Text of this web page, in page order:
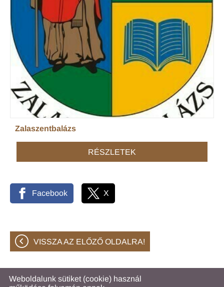
Zalaszentbalázs
RÉSZLETEK
Facebook X
VISSZA AZ ELŐZŐ OLDALRA!
Weboldalunk sütiket (cookie) használ